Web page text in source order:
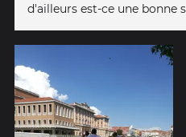
d'ailleurs est-ce une bonne